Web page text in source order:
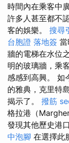
時間內在乘客中
許多人甚至都不
客的娛樂。 搜尋
台胞證 落地簽
牆的電梯在水位
明的玻璃牆，乘
感感到高興。 如
的雅典，克里特
揭示了。 撥筋
格拉港（
發現其他歷史港
中泡腳 在選擇此